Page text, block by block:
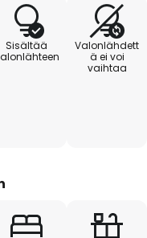
Tämä
valmistetusta
tiloihin.
Sisältää
Valonlähdett
ä ei voi
vaihtaa